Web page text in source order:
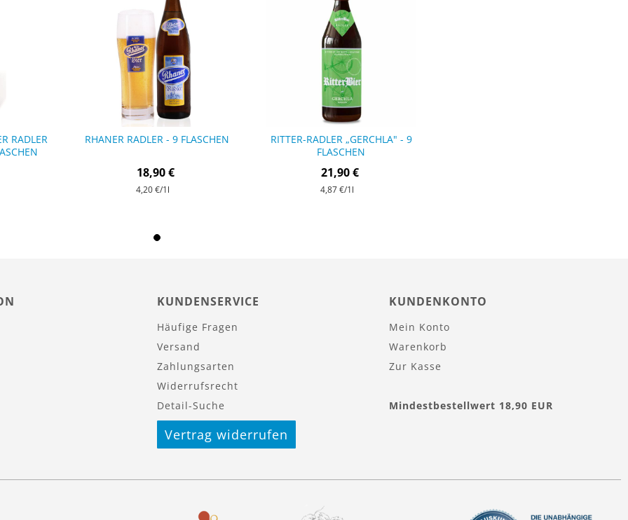
RADLER
RHANER RADLER - 9 FLASCHEN
18,90 €
4,20 €/1l
RITTER-RADLER „GERCHLA" - 9
FLASCHEN
21,90 €
4,87 €/1l
KUNDENSERVICE
Häufige Fragen
Versand
Zahlungsarten
Widerrufsrecht
Detail-Suche
Vertrag widerrufen
KUNDENKONTO
Mein Konto
Warenkorb
Zur Kasse
Mindestbestellwert 18,90 EUR